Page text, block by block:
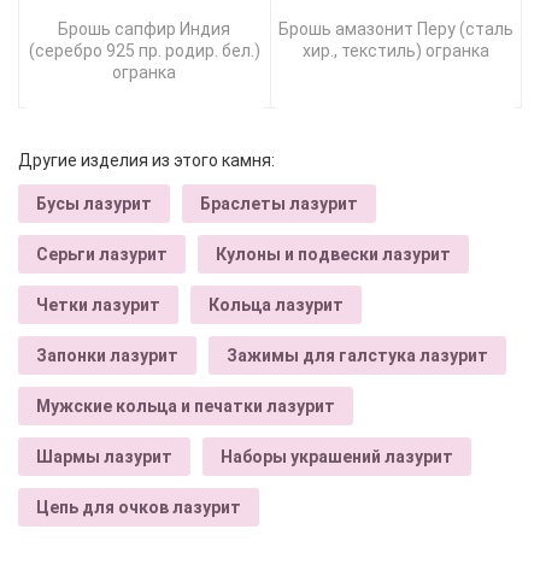
Брошь сапфир Индия
(серебро 925 пр. родир. бел.)
огранка
Брошь амазонит Перу (сталь
хир., текстиль) огранка
Другие изделия из этого камня:
Бусы лазурит Браслеты лазурит
Серьги лазурит Кулоны и подвески лазурит
Четки лазурит Кольца лазурит
Запонки лазурит Зажимы для галстука лазурит
Мужские кольца и печатки лазурит
Шармы лазурит Наборы украшений лазурит
Цепь для очков лазурит